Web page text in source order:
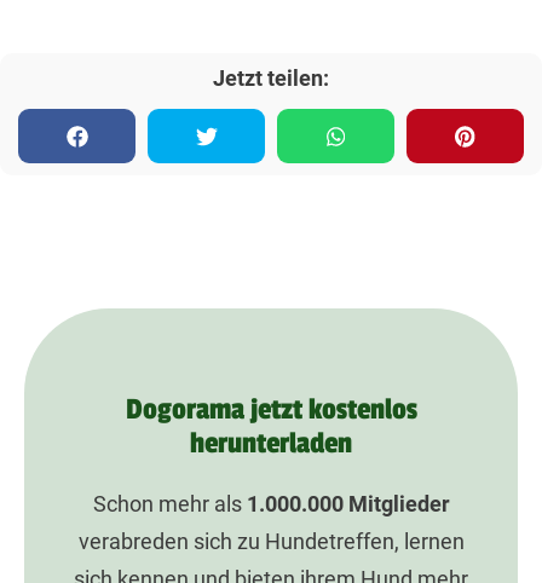
Jetzt teilen:
Dogorama jetzt kostenlos
herunterladen
Schon mehr als 1.000.000Mitglieder
verabreden sich zu Hundetreffen, lernen